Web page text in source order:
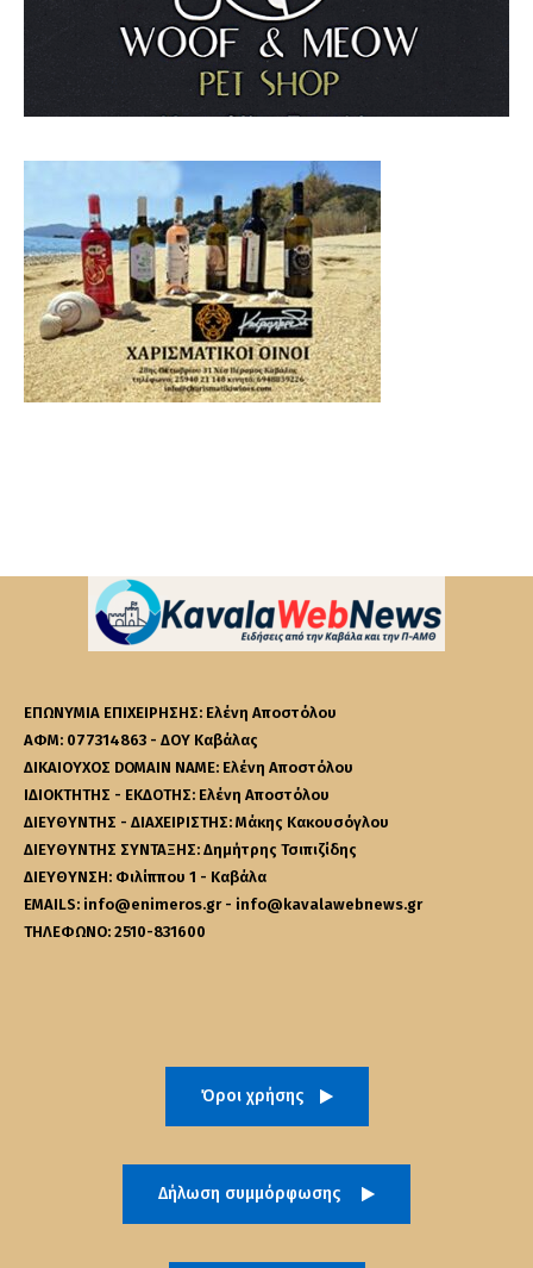
ΕΠΩΝΥΜΙΑ ΕΠΙΧΕΙΡΗΣΗΣ: Ελένη Αποστόλου
ΑΦΜ: 077314863 - ΔΟΥ Καβάλας
ΔΙΚΑΙΟΥΧΟΣ DOMAIN NAME: Ελένη Αποστόλου
ΙΔΙΟΚΤΗΤΗΣ - ΕΚΔΟΤΗΣ: Ελένη Αποστόλου
ΔΙΕΥΘΥΝΤΗΣ - ΔΙΑΧΕΙΡΙΣΤΗΣ: Μάκης Κακουσόγλου
ΔΙΕΥΘΥΝΤΗΣ ΣΥΝΤΑΞΗΣ: Δημήτρης Τσιπιζίδης
ΔΙΕΥΘΥΝΣΗ: Φιλίππου 1 - Καβάλα
EMAILS: info@enimeros.gr - info@kavalawebnews.gr
ΤΗΛΕΦΩΝΟ: 2510-831600
Όροι χρήσης
Δήλωση συμμόρφωσης